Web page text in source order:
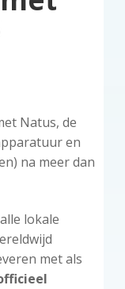
Natus, de
en
na meer dan
lokale
met als